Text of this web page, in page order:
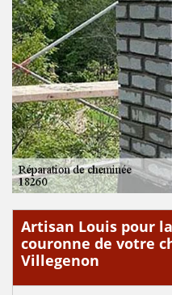
Artisan Louis pour
couronne de votre
Villegenon